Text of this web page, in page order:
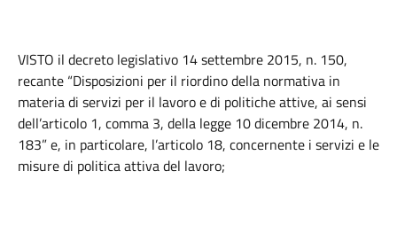
VISTO il decreto legislativo 14 settembre 2015, n. 150,
recante “Disposizioni per il riordino della normativa in
materia di servizi per il lavoro e di politiche attive, ai sensi
dell’articolo 1, comma 3, della legge 10 dicembre 2014, n.
183” e, in particolare, l’articolo 18, concernente i servizi e le
misure di politica attiva del lavoro;